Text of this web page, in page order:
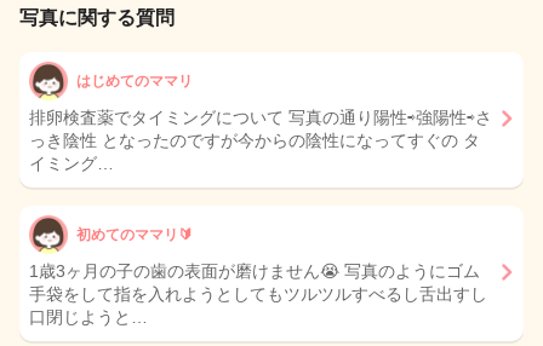
写真に関する質問
はじめてのママリ
排卵検査薬でタイミングについて 写真の通り陽性⇨強陽性⇨さ
っき陰性 となったのですが今からの陰性になってすぐの タ
イミング…
初めてのママリ🔰
1歳3ヶ月の子の歯の表面が磨けません😭 写真のようにゴム
手袋をして指を入れようとしてもツルツルすべるし舌出すし
口閉じようと…